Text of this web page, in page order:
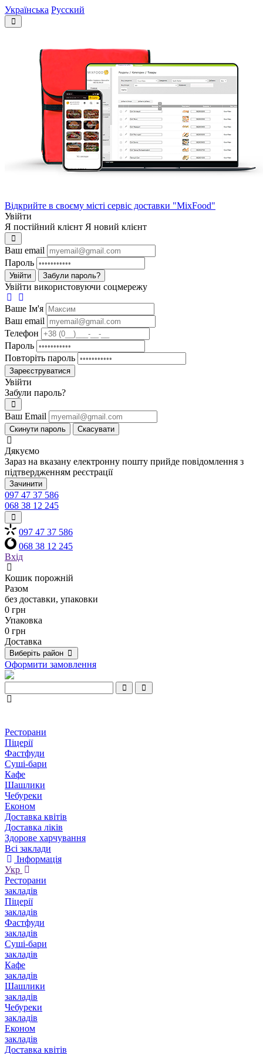
Українська Русский
Відкрийте в своєму місті сервіс доставки "MixFood"
Увійти
Я постійний клієнт Я новий клієнт
Ваш email
Пароль
Увійти Забули пароль?
Увійти використовуючи соцмережу
Ваше Iм'я
Ваш email
Телефон
Пароль
Повторіть пароль
Зареєструватися
Увійти
Забули пароль?
Ваш Email
Скинути пароль Скасувати
Дякуємо
Зараз на вказану електронну пошту прийде повідомлення з
підтвердженням реєстрації
Зачинити
097 47 37 586
068 38 12 245
097 47 37 586
068 38 12 245
Вхід
Кошик порожній
Разом
без доставки, упаковки
0 грн
Упаковка
0 грн
Доставка
Виберіть район
Оформити замовлення
Ресторани
Піцерії
Фастфуди
Суші-бари
Кафе
Шашлики
Чебуреки
Економ
Доставка квітів
Доставка ліків
Здорове харчування
Всі заклади
Інформація
Укр
Ресторани
закладів
Піцерії
закладів
Фастфуди
закладів
Суші-бари
закладів
Кафе
закладів
Шашлики
закладів
Чебуреки
закладів
Економ
закладів
Доставка квітів